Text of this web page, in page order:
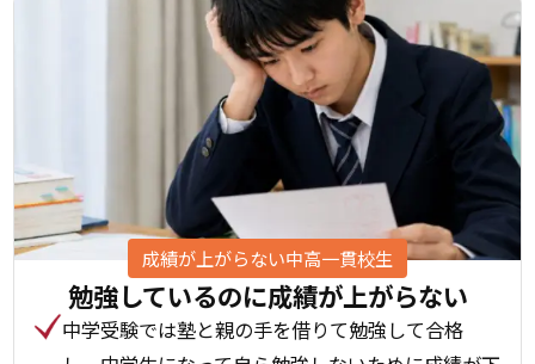
成績が上がらない中高一貫校生
勉強しているのに成績が上がらない
中学受験では塾と親の手を借りて勉強して合格